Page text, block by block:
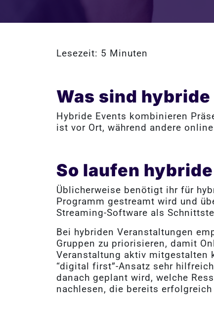
Lesezeit: 5 Minuten
Was sind
Hybride Events kombinieren
ist vor Ort, während andere
So laufen
Üblicherweise benötigt ihr für
Programm gestreamt wird und
Streaming-Software als
Bei hybriden Veranstaltungen
Gruppen zu priorisieren, damit
Veranstaltung aktiv mitgestalten
“digital first”-Ansatz sehr
danach geplant wird, welche
nachlesen, die bereits